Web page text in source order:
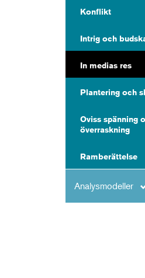
Konflikt
Intrig och
In medias res
Plantering och
Oviss spänning
överraskning
Ramberättelse
Analysmodeller